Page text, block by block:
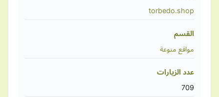
torbedo.shop
القسم
مواقع منوعة
عدد الزيارات
709